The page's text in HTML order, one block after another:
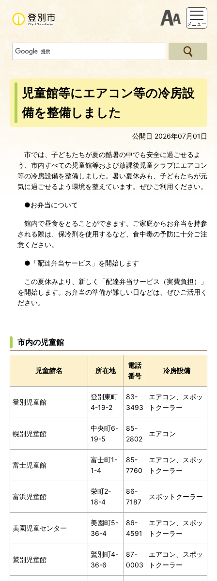
支援ツー
メニュー
児童館等にエアコン等の冷房設
備を整備しました
公開日 2026年07月01日
市では、子どもたちが夏の酷暑の中でも安全に過ごせるよ
う、市内すべての児童館等および放課後児童クラブにエアコン
等の冷房設備を整備しました。暑い夏休みも、子どもたちが元
気に過ごせるよう環境を整えています。ぜひご利用ください。
●お弁当について
館内で昼食をとることができます。ご家庭からお弁当を持参
される際は、保冷剤を使用するなど、食中毒の予防に十分ご注
意ください。
●「配達弁当サービス」を開始します
この夏休みより、新しく「配達弁当サービス（実費負担）」
を開始します。お弁当の準備が難しい日などは、ぜひご活用く
ださい。
市内の児童館
児童館名 所在地
電話
番号
冷房設備
登別児童館
登別東町
4-19-2
83-
3493
エアコン、スポッ
トクーラー
幌別児童館
中央町6-
19-5
85-
2802
エアコン
富士児童館
富士町1-
1-4
85-
7760
エアコン、スポッ
トクーラー
富浜児童館
栄町2-
18-4
86-
7187
スポットクーラー
美園児童センター
美園町5-
36-4
86-
4591
エアコン、スポッ
トクーラー
鷲別児童館
鷲別町4-
36-6
87-
0003
エアコン、スポッ
トクーラー